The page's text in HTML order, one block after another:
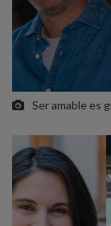
Ser amable es